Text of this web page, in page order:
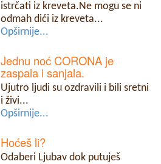
istrčati iz kreveta.Ne mogu se ni
odmah dići iz kreveta...
Opširnije...
Jednu noć CORONA je
zaspala i sanjala.
Ujutro ljudi su ozdravili i bili sretni
i živi...
Opširnije...
Hoćeš li?
Odaberi Ljubav dok putuješ